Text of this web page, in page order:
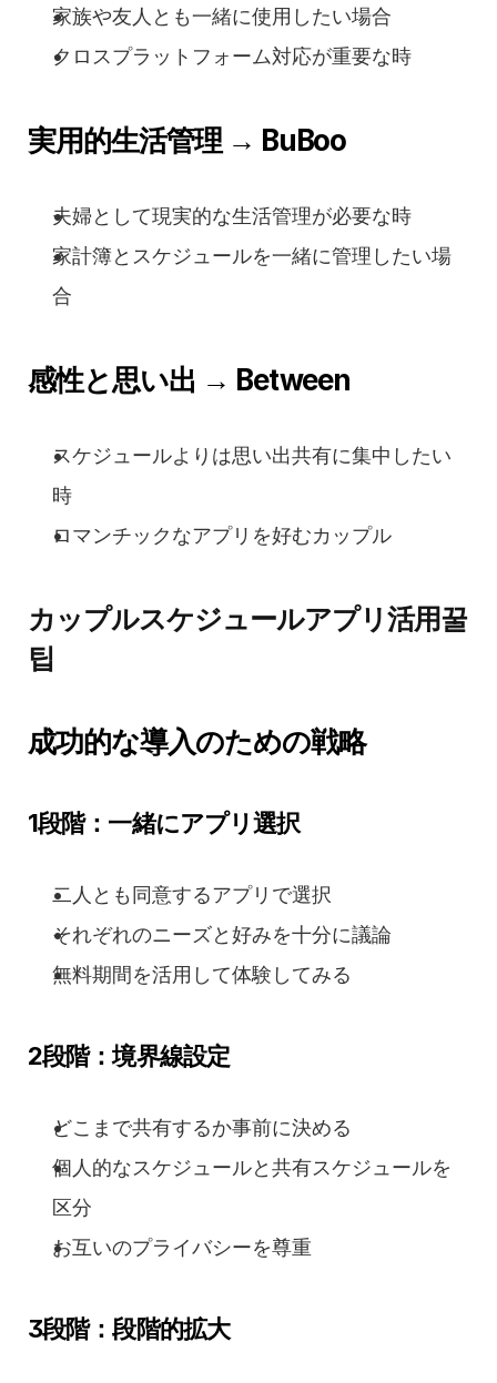
家族や友人とも一緒に使用したい場合
クロスプラットフォーム対応が重要な時
実用的生活管理 → BuBoo
夫婦として現実的な生活管理が必要な時
家計簿とスケジュールを一緒に管理したい場
合
感性と思い出 → Between
スケジュールよりは思い出共有に集中したい
時
ロマンチックなアプリを好むカップル
カップルスケジュールアプリ活用꿀
팁
成功的な導入のための戦略
1段階：一緒にアプリ選択
二人とも同意するアプリで選択
それぞれのニーズと好みを十分に議論
無料期間を活用して体験してみる
2段階：境界線設定
どこまで共有するか事前に決める
個人的なスケジュールと共有スケジュールを
区分
お互いのプライバシーを尊重
3段階：段階的拡大